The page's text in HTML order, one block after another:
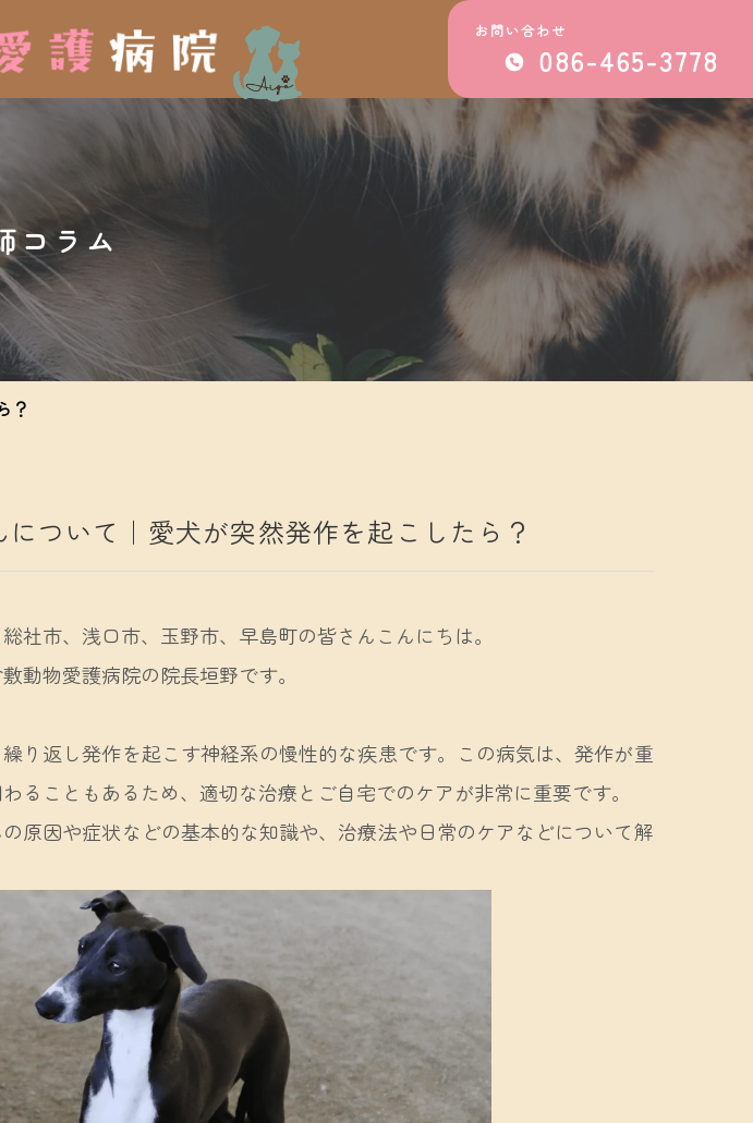
お問い合わせ
086-465-3778
コラム
？
ついて｜愛犬が突然発作を起こしたら？
社市、浅口市、玉野市、早島町の皆さんこんにちは。
動物愛護病院の院長垣野です。
り返し発作を起こす神経系の慢性的な疾患です。この病気は、発作が重
ることもあるため、適切な治療とご自宅でのケアが非常に重要です。
原因や症状などの基本的な知識や、治療法や日常のケアなどについて解